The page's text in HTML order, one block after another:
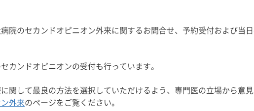
院のセカンドオピニオン外来に関するお問合せ、予約受付および当
カンドオピニオンの受付も行っています。
関して最良の方法を選択していただけるよう、専門医の立場から意
外来のページをご覧ください。